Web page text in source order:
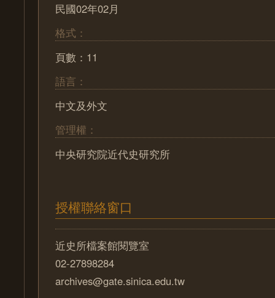
民國02年02月
格式：
頁數：11
語言：
中文及外文
管理權：
中央研究院近代史研究所
授權聯絡窗口
近史所檔案館閱覽室
02-27898284
archives@gate.sinica.edu.tw